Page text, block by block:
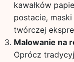
kawałków
postacie,
twórczej
Malowanie na
Oprócz